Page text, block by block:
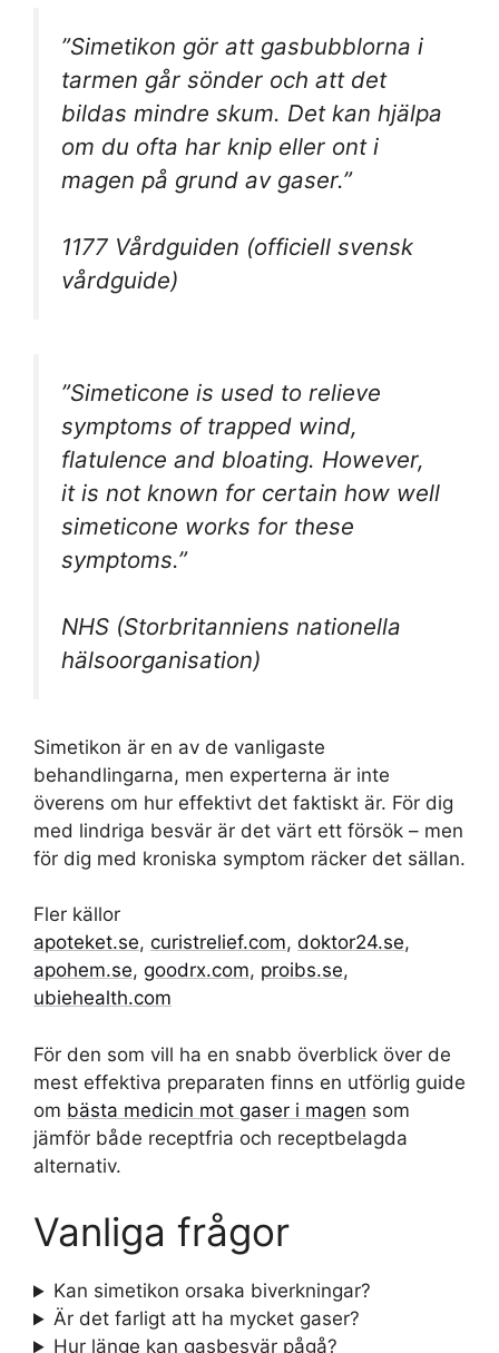
”Simetikon gör att gasbubblorna i
tarmen går sönder och att det
bildas mindre skum. Det kan hjälpa
om du ofta har knip eller ont i
magen på grund av gaser.”
1177 Vårdguiden (officiell svensk
vårdguide)
”Simeticone is used to relieve
symptoms of trapped wind,
flatulence and bloating. However,
it is not known for certain how well
simeticone works for these
symptoms.”
NHS (Storbritanniens nationella
hälsoorganisation)
Simetikon är en av de vanligaste
behandlingarna, men experterna är inte
överens om hur effektivt det faktiskt är. För dig
med lindriga besvär är det värt ett försök – men
för dig med kroniska symptom räcker det sällan.
Fler källor
apoteket.se, curistrelief.com, doktor24.se,
apohem.se, goodrx.com, proibs.se,
ubiehealth.com
För den som vill ha en snabb överblick över de
mest effektiva preparaten finns en utförlig guide
om bästa medicin mot gaser i magen som
jämför både receptfria och receptbelagda
alternativ.
Vanliga frågor
Kan simetikon orsaka biverkningar?
Är det farligt att ha mycket gaser?
Hur länge kan gasbesvär pågå?